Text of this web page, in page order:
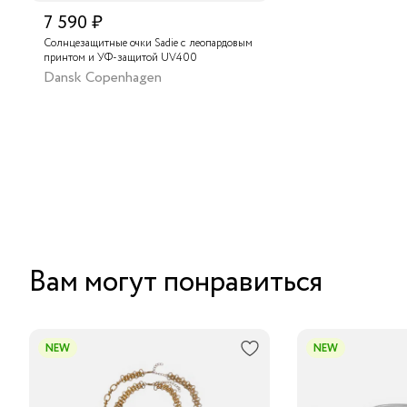
7 590 ₽
Солнцезащитные очки Sadie с леопардовым
принтом и УФ-защитой UV400
Dansk Copenhagen
Вам могут понравиться
NEW NEW